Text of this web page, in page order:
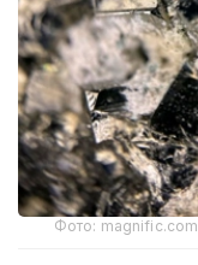
Фото: magnific.com